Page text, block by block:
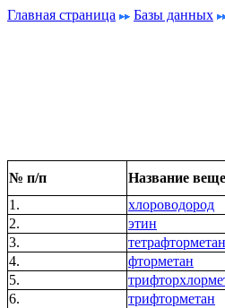
Главная страница Базы данных
№ п/п Название
1.
хлороводород
2.
этин
3.
тетрафторметан
4.
фторметан
5.
6.
трифторметан